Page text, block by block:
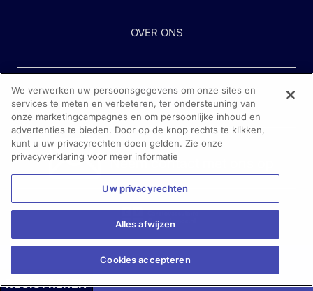
OVER ONS
Heeft u hulp nodig?
Neem contact met ons op
REGISTREREN
We verwerken uw persoonsgegevens om onze sites en
services te meten en verbeteren, ter ondersteuning van
onze marketingcampagnes en om persoonlijke inhoud en
advertenties te bieden. Door op de knop rechts te klikken,
kunt u uw privacyrechten doen gelden. Zie onze
privacyverklaring voor meer informatie
Uw privacyrechten
Alles afwijzen
Cookies accepteren